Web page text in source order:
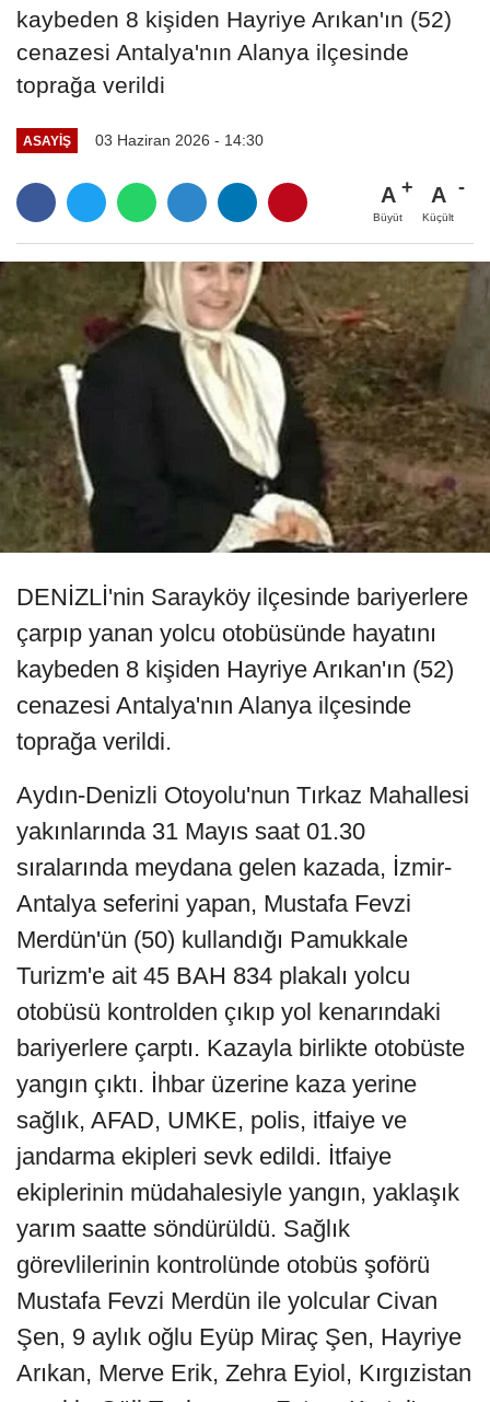
kaybeden 8 kişiden Hayriye Arıkan'ın (52)
cenazesi Antalya'nın Alanya ilçesinde
toprağa verildi
ASAYIŞ 03 Haziran 2026 - 14:30
A
Büyüt
A
Küçült
DENİZLİ'nin Sarayköy ilçesinde bariyerlere
çarpıp yanan yolcu otobüsünde hayatını
kaybeden 8 kişiden Hayriye Arıkan'ın (52)
cenazesi Antalya'nın Alanya ilçesinde
toprağa verildi.
Aydın-Denizli Otoyolu'nun Tırkaz Mahallesi
yakınlarında 31 Mayıs saat 01.30
sıralarında meydana gelen kazada, İzmir-
Antalya seferini yapan, Mustafa Fevzi
Merdün'ün (50) kullandığı Pamukkale
Turizm'e ait 45 BAH 834 plakalı yolcu
otobüsü kontrolden çıkıp yol kenarındaki
bariyerlere çarptı. Kazayla birlikte otobüste
yangın çıktı. İhbar üzerine kaza yerine
sağlık, AFAD, UMKE, polis, itfaiye ve
jandarma ekipleri sevk edildi. İtfaiye
ekiplerinin müdahalesiyle yangın, yaklaşık
yarım saatte söndürüldü. Sağlık
görevlilerinin kontrolünde otobüs şoförü
Mustafa Fevzi Merdün ile yolcular Civan
Şen, 9 aylık oğlu Eyüp Miraç Şen, Hayriye
Arıkan, Merve Erik, Zehra Eyiol, Kırgızistan